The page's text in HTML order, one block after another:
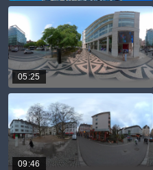
05:25
09:46